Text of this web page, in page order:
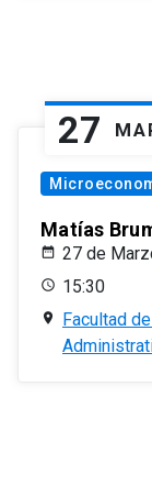
27
Matías
27 de
15:30
Facultad